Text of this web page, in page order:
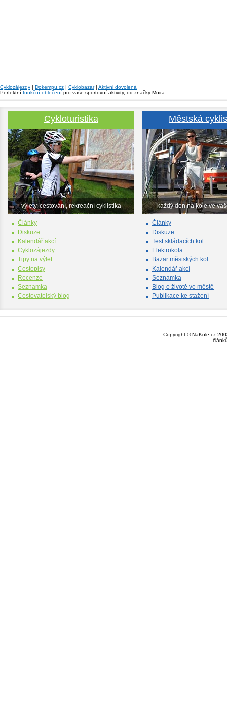
Cyklozájezdy | Dokempu.cz | Cyklobazar| Aktivni dovolená
Perfektní funkční oblečení pro vaše sportovní aktivity, od značky Moira.
Cykloturistika
výlety, cestování, rekreační cyklistika
Články
Diskuze
Kalendář akcí
Cyklozájezdy
Tipy na výlet
Cestopisy
Recenze
Seznamka
Cestovatelský blog
Městská
každý den na kole ve
Články
Diskuze
Test skládacích kol
Elektrokola
Bazar městských kol
Kalendář akcí
Seznamka
Blog o životě ve městě
Publikace ke stažení
Copyright © NaKole.cz